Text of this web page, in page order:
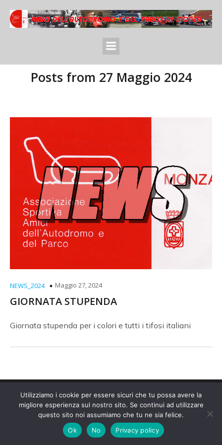
Posts from 27 Maggio 2024
NEWS_2024 Maggio 27, 2024
GIORNATA STUPENDA
Giornata stupenda per i colori e tutti i tifosi italiani
© 2026 Amici Autodromo. Created with
using
WordPress and Kubio
Utilizziamo i cookie per essere sicuri che tu possa avere la
migliore esperienza sul nostro sito. Se continui ad utilizzare
questo sito noi assumiamo che tu ne sia felice.
Ok
No Privacy policy